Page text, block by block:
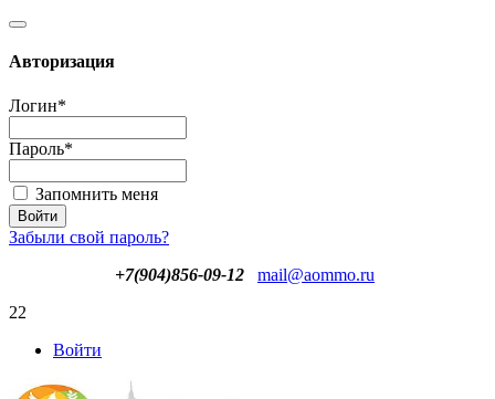
Авторизация
Логин*
Пароль*
Запомнить меня
Забыли свой пароль?
+7(904)856-09-12
mail@aommo.ru
22
Войти